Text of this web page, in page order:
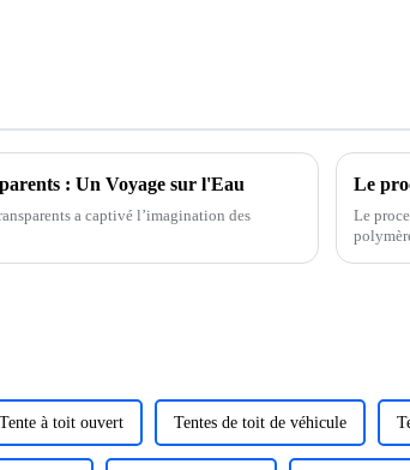
: Un Voyage sur l'Eau
a captivé l’imagination des
Le
Le
Tente à toit ouvert Tentes de toit de véhicule